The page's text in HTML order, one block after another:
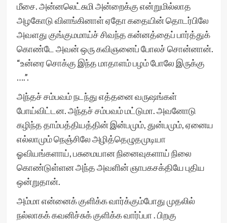
மீசை. அன்னலெட்சுமி அன்றைக்கு என்றுமில்லாத
அழகோடு விளங்கினாள் ஏதோ கதையின் தொடர்பிலே
அவளது குங்குமமாய்ச் சிவந்த கன்னத்தைப் பார்த்துக்
கொண்டே அவன் ஒரு கவிஞனைப் போலச் சொன்னான்.
“உன்ரை சொக்கு இந்த மாதாளம் பழம் போலே இருக்கு
….”.
அந்தச் சம்பவம் நடந்து எத்தனை வருஷங்கள்
போய்விட்டன. அந்தச் சம்பவம் மட்டுமா. அவனோடு
கழிந்த தாம்பத்தியத்தின் இன்பமும், துன்பமும், ஏனைய
எல்லாமும் நெஞ்சிலே அழித்தெழுதமுடியா
ஓவியங்களாய், பசுமையான நினைவுகளாய் நிலை
கொண்டுள்ளன அந்த அவளின் ஞாபகசக்தியே புதிய
ஒன்றுதான்.
அம்மா என்னைக் குளிக்க வார்க்கும்போது முதலில்
நல்லாகக் கவனிச்சுக் குளிக்க வார்ப்பா . பிறகு